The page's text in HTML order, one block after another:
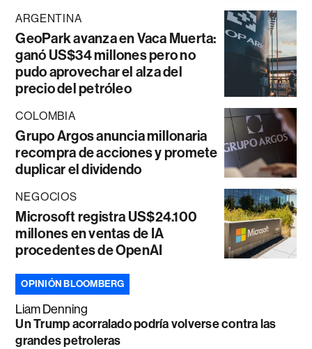
ARGENTINA
GeoPark avanza en Vaca Muerta:
ganó US$34 millones pero no
pudo aprovechar el alza del
precio del petróleo
COLOMBIA
Grupo Argos anuncia millonaria
recompra de acciones y promete
duplicar el dividendo
NEGOCIOS
Microsoft registra US$24.100
millones en ventas de IA
procedentes de OpenAI
OPINIÓN BLOOMBERG
Liam Denning
Un Trump acorralado podría volverse contra las
grandes petroleras